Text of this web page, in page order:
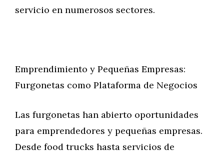
servicio en numerosos sectores.
Emprendimiento y Pequeñas Empresas:
Furgonetas como Plataforma de Negocios
Las furgonetas han abierto oportunidades
para emprendedores y pequeñas empresas.
Desde food trucks hasta servicios de